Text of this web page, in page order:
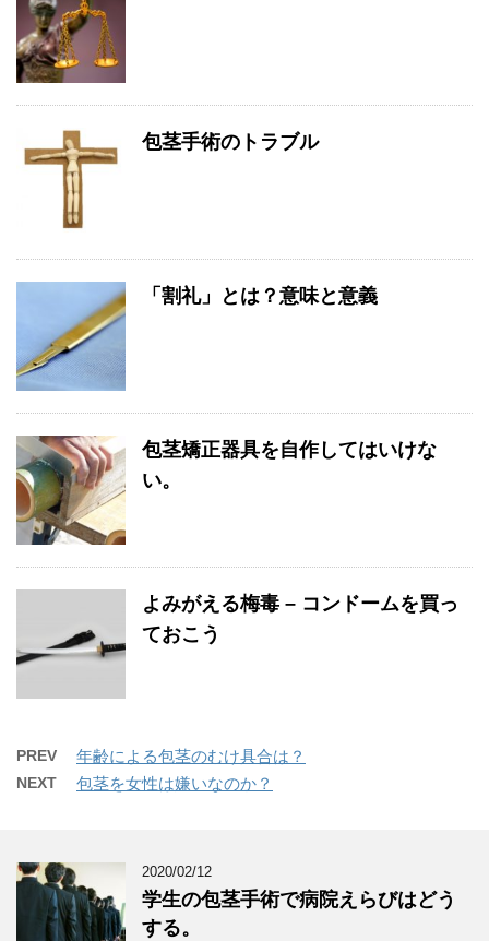
包茎手術のトラブル
「割礼」とは？意味と意義
包茎矯正器具を自作してはいけな
い。
よみがえる梅毒 – コンドームを買っ
ておこう
PREV 年齢による包茎のむけ具合は？
NEXT 包茎を女性は嫌いなのか？
2020/02/12
学生の包茎手術で病院えらびはどう
する。